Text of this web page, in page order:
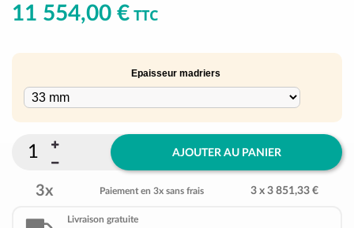
11 554,00 € TTC
Epaisseur madriers
AJOUTER AU PANIER
3x Paiement en 3x sans frais 3 x 3 851,33 €
Livraison gratuite